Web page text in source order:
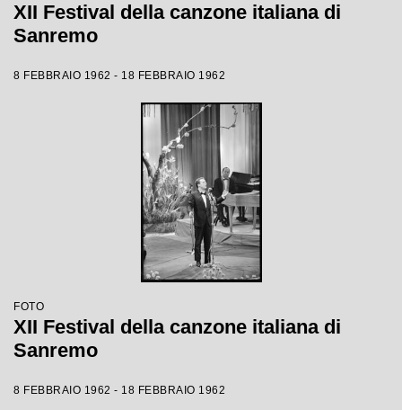
XII Festival della canzone italiana di
Sanremo
8 FEBBRAIO 1962 - 18 FEBBRAIO 1962
FOTO
XII Festival della canzone italiana di
Sanremo
8 FEBBRAIO 1962 - 18 FEBBRAIO 1962